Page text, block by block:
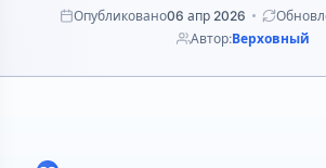
Опубликовано06 апр 2026
Автор:Верховный